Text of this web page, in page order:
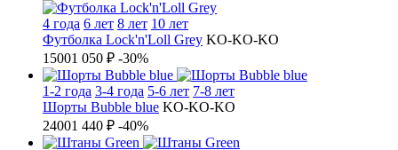
4 года 6 лет 8 лет 10 лет
Футболка Lock'n'Loll Grey KO-KO-KO
15001 050 ₽ -30%
1-2 года 3-4 года 5-6 лет 7-8 лет
Шорты Bubble blue KO-KO-KO
24001 440 ₽ -40%